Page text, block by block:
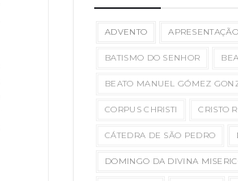
ADVENTO
BATISMO DO SENHOR
BEATO MANUEL GÓMEZ
CORPUS CHRISTI CRISTO
CÁTEDRA DE SÃO PEDRO
DOMINGO DA DIVINA